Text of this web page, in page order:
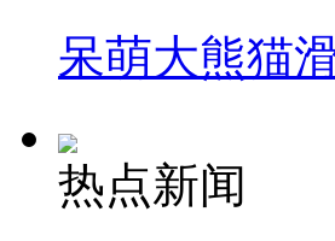
呆萌大熊猫
热点新闻